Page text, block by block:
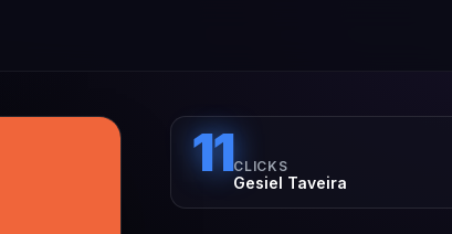
11CLICKS
Gesiel Taveira